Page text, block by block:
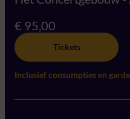
€ 95,00
Tickets
Inclusief consumpties en